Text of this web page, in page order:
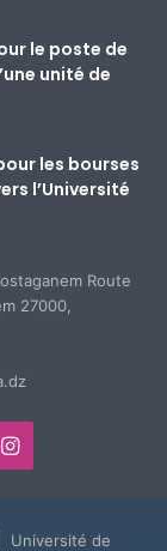
le poste de
unité de
les bourses
l’Université
Route
27000,
Instagram
Université de